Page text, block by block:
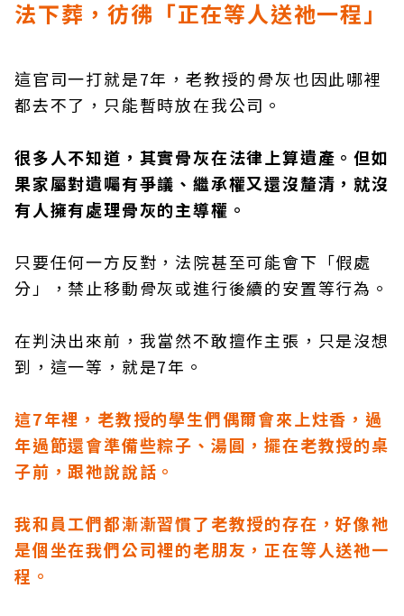
法下葬，彷彿「正在等人送祂一程」
這官司一打就是7年，老教授的骨灰也因此哪裡
都去不了，只能暫時放在我公司。
很多人不知道，其實骨灰在法律上算遺產。但如
果家屬對遺囑有爭議、繼承權又還沒釐清，就沒
有人擁有處理骨灰的主導權。
只要任何一方反對，法院甚至可能會下「假處
分」，禁止移動骨灰或進行後續的安置等行為。
在判決出來前，我當然不敢擅作主張，只是沒想
到，這一等，就是7年。
這7年裡，老教授的學生們偶爾會來上炷香，過
年過節還會準備些粽子、湯圓，擺在老教授的桌
子前，跟祂說說話。
我和員工們都漸漸習慣了老教授的存在，好像祂
是個坐在我們公司裡的老朋友，正在等人送祂一
程。